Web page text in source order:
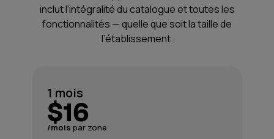
1 mois
$16
/mois par zone
inclut l’intégralité du catalogue et toutes les
fonctionnalités — quelle que soit la taille de
l’établissement.